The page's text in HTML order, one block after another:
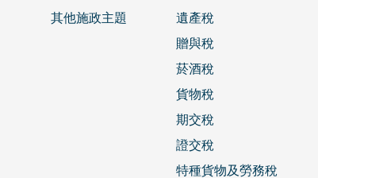
其他施政主題
遺產稅
贈與稅
菸酒稅
貨物稅
期交稅
證交稅
特種貨物及勞務稅